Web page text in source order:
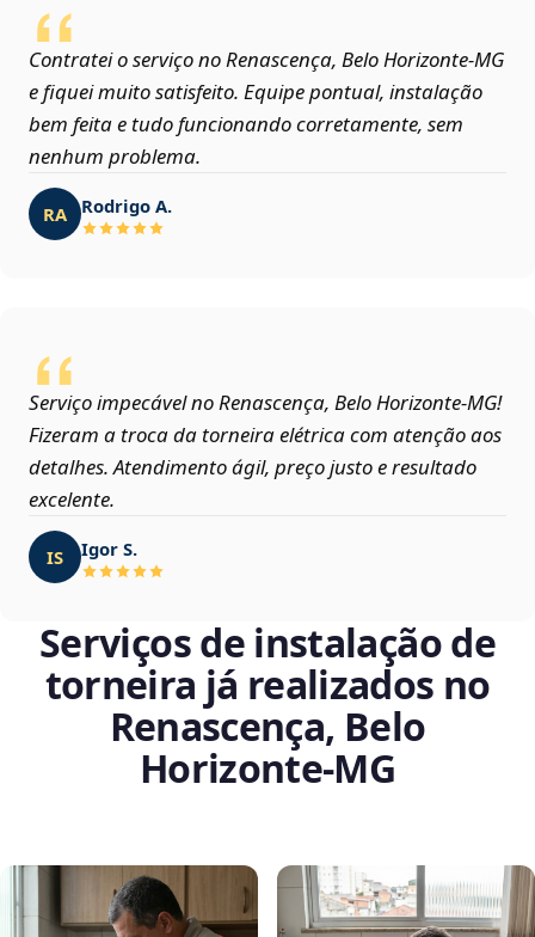
Contratei o serviço no Renascença, Belo Horizonte‑MG
e fiquei muito satisfeito. Equipe pontual, instalação
bem feita e tudo funcionando corretamente, sem
nenhum problema.
RA Rodrigo A.
Serviço impecável no Renascença, Belo Horizonte‑MG!
Fizeram a troca da torneira elétrica com atenção aos
detalhes. Atendimento ágil, preço justo e resultado
excelente.
IS Igor S.
Serviços de instalação de
torneira já realizados no
Renascença, Belo
Horizonte‑MG